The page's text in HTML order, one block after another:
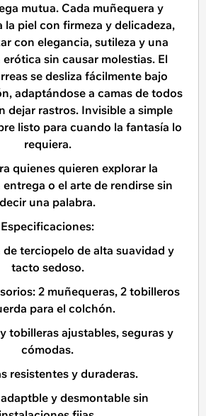
mutua. Cada muñequera y
la piel con firmeza y delicadeza,
con elegancia, sutileza y una
sin causar molestias. El
se desliza fácilmente bajo
adaptándose a camas de todos
dejar rastros. Invisible a simple
listo para cuando la fantasía lo
requiera.
quienes quieren explorar la
o el arte de rendirse sin
decir una palabra.
Especificaciones:
de terciopelo de alta suavidad y
tacto sedoso.
2 muñequeras, 2 tobilleros
para el colchón.
tobilleras ajustables, seguras y
cómodas.
resistentes y duraderas.
y desmontable sin